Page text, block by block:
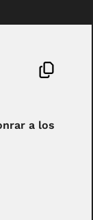
a los